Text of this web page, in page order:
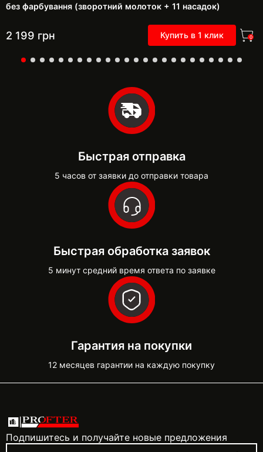
без фарбування (зворотний молоток + 11 насадок)
2 199 грн Купить в 1 клик 0
Быстрая отправка
5 часов от заявки до отправки товара
Быстрая обработка заявок
5 минут средний время ответа по заявке
Гарантия на покупки
12 месяцев гарантии на каждую покупку
Подпишитесь и получайте новые предложения